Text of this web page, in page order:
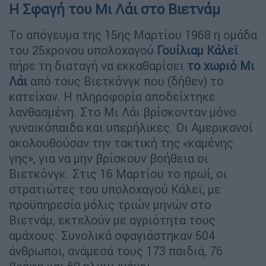
Η Σφαγή του Μι Λάι στο Βιετνάμ
Το απόγευμα της 15ης Μαρτίου 1968 η ομάδα
του 25χρονου υπολοχαγού Γουίλιαμ Κάλεϊ
πήρε τη διαταγή να εκκαθαρίσει το χωριό Μι
Λάι από τους Βιετκόνγκ που (δήθεν) το
κατείχαν. Η πληροφορία αποδείχτηκε
λανθασμένη. Στο Μι Λάι βρίσκονταν μόνο
γυναικόπαιδα και υπερήλικες. Οι Αμερικανοί
ακολουθούσαν την τακτική της «καμένης
γης», για να μην βρίσκουν βοήθεια οι
Βιετκόνγκ. Στις 16 Μαρτίου το πρωί, οι
στρατιώτες του υπολοχαγού Κάλεϊ, με
προϋπηρεσία μόλις τριών μηνών στο
Βιετνάμ, εκτελούν με αγριότητα τους
αμάχους. Συνολικά σφαγιάστηκαν 504
άνθρωποι, ανάμεσά τους 173 παιδιά, 76